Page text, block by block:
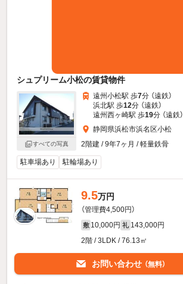
シュプリーム小松の賃貸物件
すべての写真
遠州小松駅 歩7分 （遠鉄）
浜北駅 歩12分 （遠鉄）
遠州西ヶ崎駅 歩19分 （遠鉄）
静岡県浜松市浜名区小松
2階建 / 9年7ヶ月 / 軽量鉄骨
駐車場あり 駐輪場あり
9.5万円
（管理費4,500円）
敷 10,000円 礼 143,000円
2階 / 3LDK / 76.13㎡
お問い合わせ （無料）